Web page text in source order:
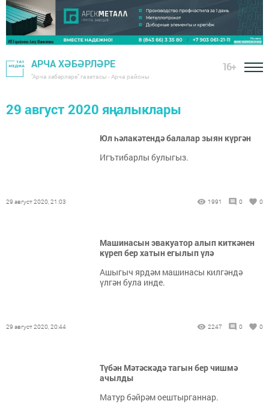
АРЧА ХӘБӘРЛӘРЕ
"Арча хәбәрләре" газетасы - Арча районы
16+
29 август 2020 яңалыклары
Юл һәлакәтендә балалар зыян күргән
Игътибарлы булыгыз.
29 август 2020, 21:03 1991 0 0
Машинасын эвакуатор алып киткәнен
күреп бер хатын егылып үлә
Ашыгыч ярдәм машинасы килгәндә
үлгән була инде.
29 август 2020, 20:44 2247 0 0
Түбән Мәтәскәдә тагын бер чишмә
ачылды
Матур бәйрәм оештырганнар.